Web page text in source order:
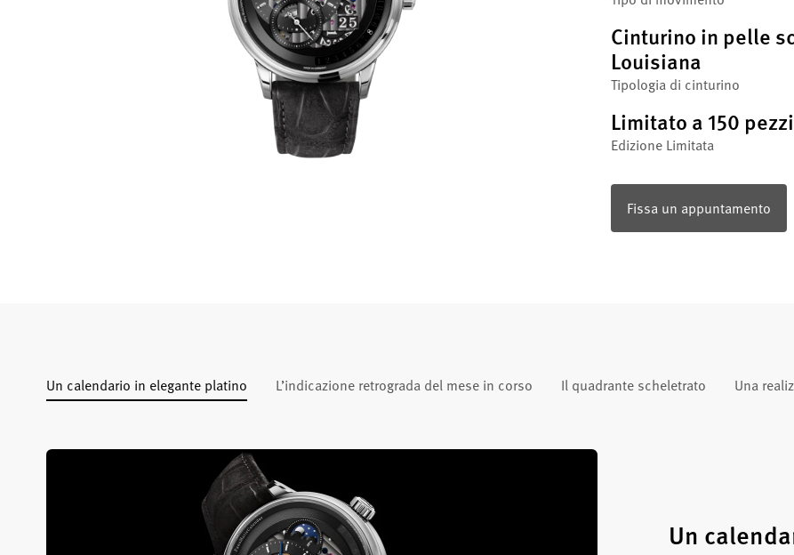
Cinturino in pelle
Louisiana
Tipologia di cinturino
Limitato a 150
Edizione Limitata
Fissa un appuntamento
Un calendario in elegante platino L’indicazione retrograda del mese in corso Il quadrante scheletrato Una
Un